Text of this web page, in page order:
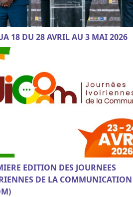
18 DU 28 AVRIL AU 3 MAI 2026
EDITION DES JOURNEES
DE LA COMMUNICATION